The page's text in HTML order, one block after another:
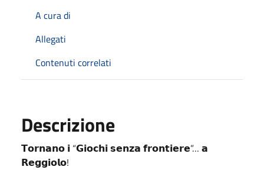
A cura di
Allegati
Contenuti correlati
Descrizione
𝗧𝗼𝗿𝗻𝗮𝗻𝗼 𝗶 “𝗚𝗶𝗼𝗰𝗵𝗶 𝘀𝗲𝗻𝘇𝗮 𝗳𝗿𝗼𝗻𝘁𝗶𝗲𝗿𝗲”… 𝗮
𝗥𝗲𝗴𝗴𝗶𝗼𝗹𝗼!